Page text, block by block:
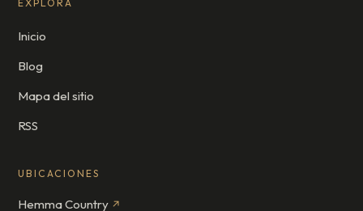
EXPLORA
Inicio
Blog
Mapa del sitio
RSS
UBICACIONES
Hemma Country ↗